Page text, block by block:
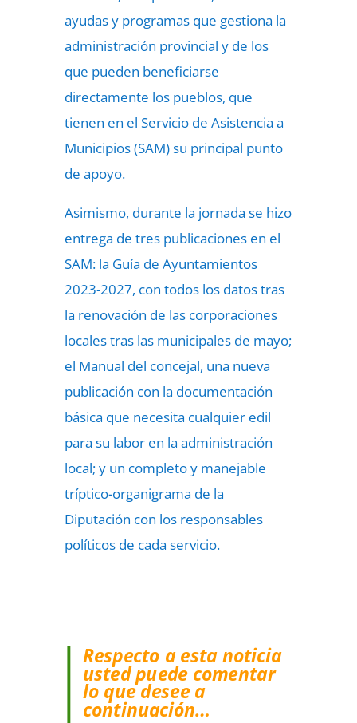
ayudas y programas que gestiona la
administración provincial y de los
que pueden beneficiarse
directamente los pueblos, que
tienen en el Servicio de Asistencia a
Municipios (SAM) su principal punto
de apoyo.
Asimismo, durante la jornada se hizo
entrega de tres publicaciones en el
SAM: la Guía de Ayuntamientos
2023-2027, con todos los datos tras
la renovación de las corporaciones
locales tras las municipales de mayo;
el Manual del concejal, una nueva
publicación con la documentación
básica que necesita cualquier edil
para su labor en la administración
local; y un completo y manejable
tríptico-organigrama de la
Diputación con los responsables
políticos de cada servicio.
Respecto a esta noticia
usted puede comentar
lo que desee a
continuación…